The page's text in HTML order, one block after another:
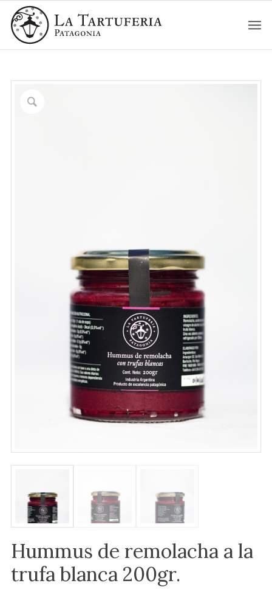
Hummus de remolacha a la
trufa blanca 200gr.